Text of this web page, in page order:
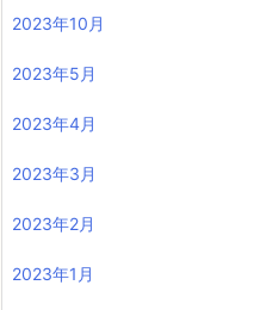
2023年10月
2023年5月
2023年4月
2023年3月
2023年2月
2023年1月